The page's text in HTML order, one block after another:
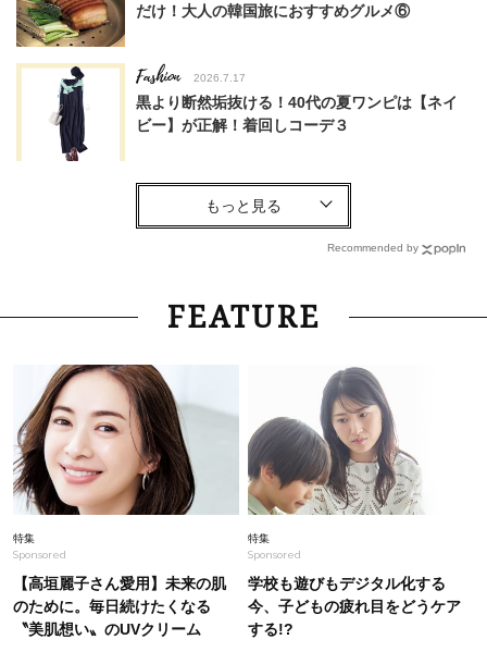
だけ！大人の韓国旅におすすめグルメ⑥
Fashion 2026.7.17
黒より断然垢抜ける！40代の夏ワンピは【ネイ
ビー】が正解！着回しコーデ３
Fashion
【エルメスのスカーフ】 コーデ3選。巻くより
Fashion 2026.7.21
「40代、Tシャツが手抜きに見える」を解決！洒
Fashion
なぜ今「ミニスカ」が40代に人気？“ロンスカ以
上に垢抜ける”と話題のコーデ〈２選〉
「ワンピよりも着回せて、盛れる！」40代の夏
に“上品可愛い”【黒セットアップ】3選
Recommended by
FEATURE
特集
Sponsored
【高垣麗子さん愛用】未来の肌
のために。毎日続けたくなる
〝美肌想い〟のUVクリーム
特集
Sponsored
学校も遊びもデジタル化する
今、子どもの疲れ目をどうケア
する!?